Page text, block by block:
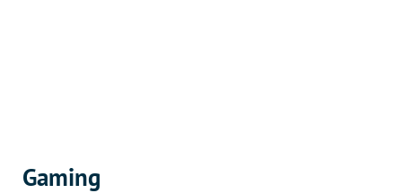
Gaming